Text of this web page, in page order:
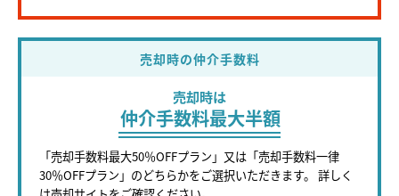
売却時の仲介手数料
売却時は
仲介手数料最大半額
「売却手数料最大50％OFFプラン」又は「売却手数料一律
30％OFFプラン」のどちらかをご選択いただきます。 詳しく